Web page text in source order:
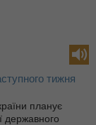
тижня
планує
державного